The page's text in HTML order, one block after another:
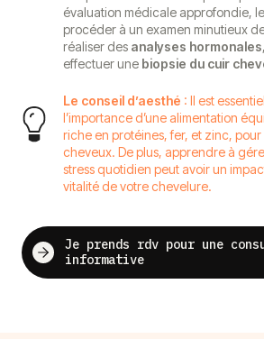
évaluation médicale approfondie,
procéder à un examen minutieux
réaliser des analyses hormonales
effectuer une biopsie du cuir
Le conseil d’aesthé : Il est
l’importance d’une alimentation
riche en protéines, fer, et zinc, pour
cheveux. De plus, apprendre à
stress quotidien peut avoir un
vitalité de votre chevelure.
Je prends rdv pour une
informative